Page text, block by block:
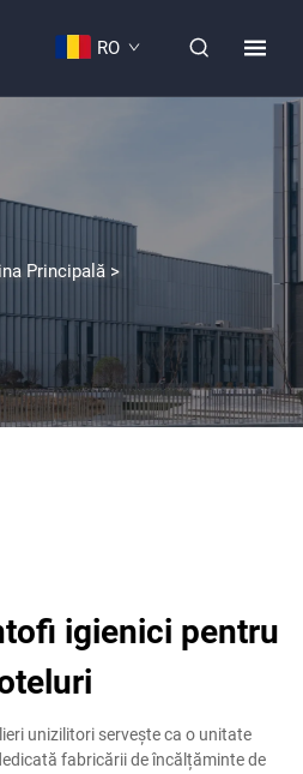
RO
Principală >
igienici pentru
unizilitori servește ca o unitate
fabricării de încălțăminte de